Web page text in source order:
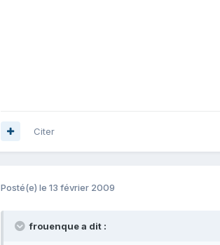
Citer
Posté(e) le 13 février 2009
frouenque a dit :